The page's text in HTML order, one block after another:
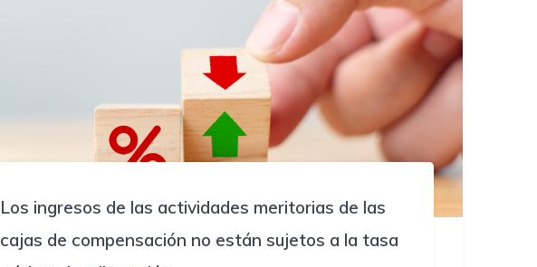
Los ingresos de las actividades meritorias de las
cajas de compensación no están sujetos a la tasa